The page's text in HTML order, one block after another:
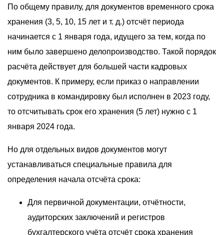
По общему правилу, для документов временного срока
хранения (3, 5, 10, 15 лет и т. д.) отсчёт периода
начинается с 1 января года, идущего за тем, когда по
ним было завершено делопроизводство. Такой порядок
расчёта действует для большей части кадровых
документов. К примеру, если приказ о направлении
сотрудника в командировку был исполнен в 2023 году,
то отсчитывать срок его хранения (5 лет) нужно с 1
января 2024 года.
Но для отдельных видов документов могут
устанавливаться специальные правила для
определения начала отсчёта срока:
Для первичной документации, отчётности,
аудиторских заключений и регистров
бухгалтерского учёта отсчёт срока хранения